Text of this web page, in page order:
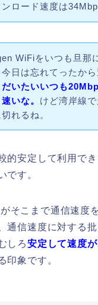
ンロード速度は
WiFiをいつも旦那
今日は忘れてったか
だいたいいつも
いな。 けど湾岸線
れるね。
的安定して利用で
です。
そこまで通信速度
通信速度に対する
しろ安定して速度
印象です。